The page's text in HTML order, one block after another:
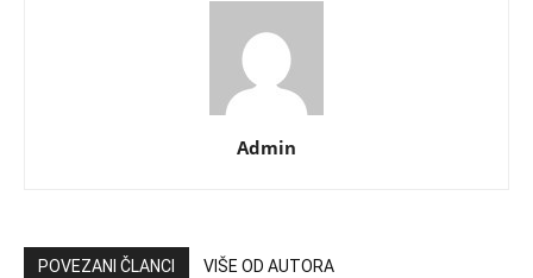
Admin
POVEZANI ČLANCI VIŠE OD AUTORA